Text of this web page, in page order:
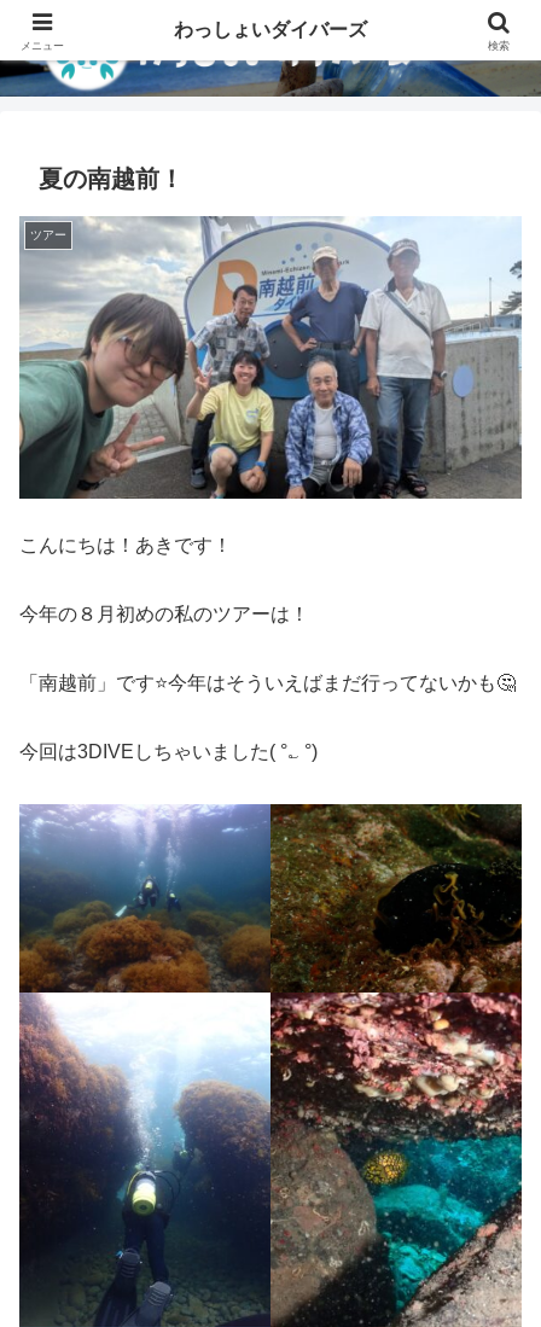
夏の南越前！
ツアー
こんにちは！あきです！
今年の８月初めの私のツアーは！
「南越前」です⭐今年はそういえばまだ行ってないかも🤔
今回は3DIVEしちゃいました( °؎ °)
メニュー
わっしょいダイバーズ
検索